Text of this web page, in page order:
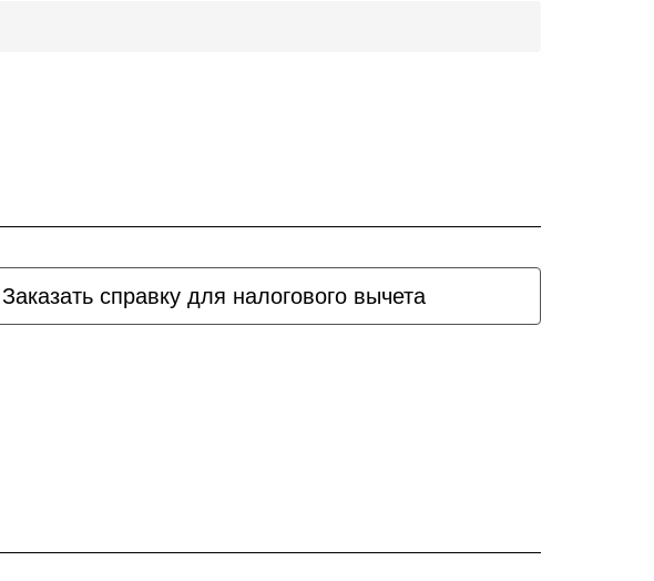
Заказать справку для налогового вычета